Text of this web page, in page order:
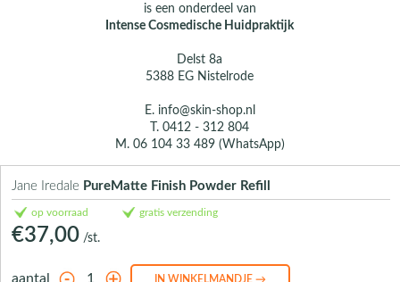
Jane Iredale PureMatte Finish Powder Refill
op voorraad gratis verzending
€37,00 /st.
aantal
is een onderdeel van
Intense Cosmedische Huidpraktijk
Delst 8a
5388 EG Nistelrode
E. info@skin-shop.nl
T.0412 - 312 804
M. 06 104 33 489 (WhatsApp)
Over ons